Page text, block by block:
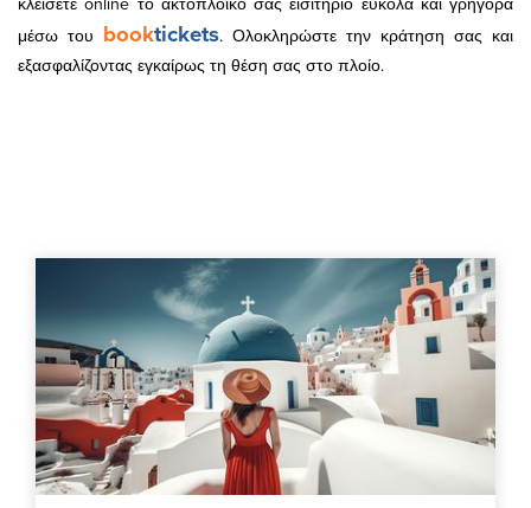
μέσω του booktickets. Ολοκληρώστε την κράτηση σας και
εξασφαλίζοντας εγκαίρως τη θέση σας στο πλοίο.